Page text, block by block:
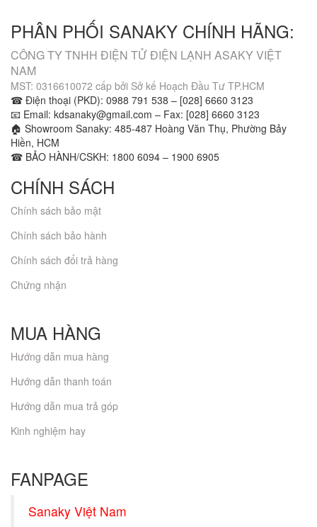
PHÂN PHỐI SANAKY CHÍNH HÃNG:
CÔNG TY TNHH ĐIỆN TỬ ĐIỆN LẠNH ASAKY VIỆT
NAM
MST: 0316610072 cấp bởi Sở kế Hoạch Đầu Tư TP.HCM
☎ Điện thoại (PKD): 0988 791 538 – [028] 6660 3123
📧 Email: kdsanaky@gmail.com – Fax: [028] 6660 3123
🏠 Showroom Sanaky: 485-487 Hoàng Văn Thụ, Phường Bảy
Hiền, HCM
☎ BẢO HÀNH/CSKH: 1800 6094 – 1900 6905
CHÍNH SÁCH
Chính sách bảo mật
Chính sách bảo hành
Chính sách đổi trả hàng
Chứng nhận
MUA HÀNG
Hướng dẫn mua hàng
Hướng dẫn thanh toán
Hướng dẫn mua trả góp
Kinh nghiệm hay
FANPAGE
Sanaky Việt Nam